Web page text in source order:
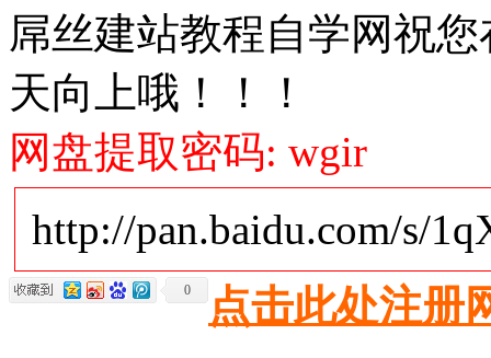
屌丝建站教程自学网祝
天向上哦！！！
网盘提取密码: wgir
http://pan.baidu.com/s/
点击此处注册
0